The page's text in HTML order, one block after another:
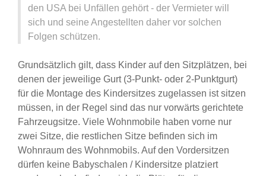
den USA bei Unfällen gehört - der Vermieter will
sich und seine Angestellten daher vor solchen
Folgen schützen.
Grundsätzlich gilt, dass Kinder auf den Sitzplätzen, bei
denen der jeweilige Gurt (3-Punkt- oder 2-Punktgurt)
für die Montage des Kindersitzes zugelassen ist sitzen
müssen, in der Regel sind das nur vorwärts gerichtete
Fahrzeugsitze. Viele Wohnmobile haben vorne nur
zwei Sitze, die restlichen Sitze befinden sich im
Wohnraum des Wohnmobils. Auf den Vordersitzen
dürfen keine Babyschalen / Kindersitze platziert